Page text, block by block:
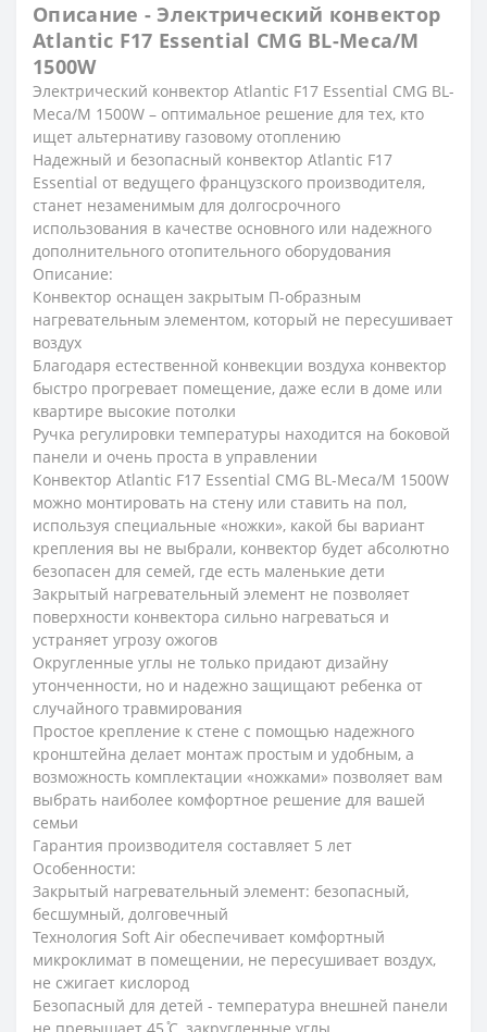
Описание - Электрический конвектор
Atlantic F17 Essential CMG BL-Meca/M
1500W
Электрический конвектор Atlantic F17 Essential CMG BL-
Meca/M 1500W – оптимальное решение для тех, кто
ищет альтернативу газовому отоплению
Надежный и безопасный конвектор Atlantic F17
Essential от ведущего французского производителя,
станет незаменимым для долгосрочного
использования в качестве основного или надежного
дополнительного отопительного оборудования
Описание:
Конвектор оснащен закрытым П-образным
нагревательным элементом, который не пересушивает
воздух
Благодаря естественной конвекции воздуха конвектор
быстро прогревает помещение, даже если в доме или
квартире высокие потолки
Ручка регулировки температуры находится на боковой
панели и очень проста в управлении
Конвектор Atlantic F17 Essential CMG BL-Meca/M 1500W
можно монтировать на стену или ставить на пол,
используя специальные «ножки», какой бы вариант
крепления вы не выбрали, конвектор будет абсолютно
безопасен для семей, где есть маленькие дети
Закрытый нагревательный элемент не позволяет
поверхности конвектора сильно нагреваться и
устраняет угрозу ожогов
Округленные углы не только придают дизайну
утонченности, но и надежно защищают ребенка от
случайного травмирования
Простое крепление к стене с помощью надежного
кронштейна делает монтаж простым и удобным, а
возможность комплектации «ножками» позволяет вам
выбрать наиболее комфортное решение для вашей
семьи
Гарантия производителя составляет 5 лет
Особенности:
Закрытый нагревательный элемент: безопасный,
бесшумный, долговечный
Технология Soft Air обеспечивает комфортный
микроклимат в помещении, не пересушивает воздух,
не сжигает кислород
Безопасный для детей - температура внешней панели